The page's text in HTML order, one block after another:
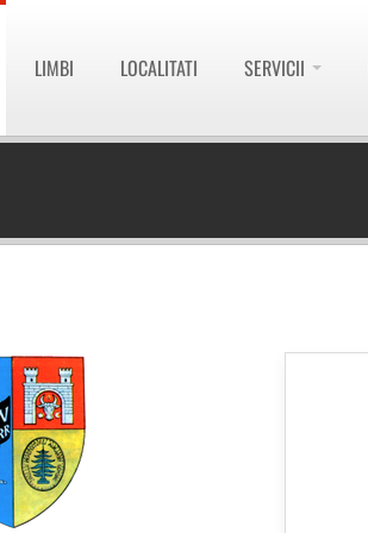
LIMBI LOCALITATI SERVICII